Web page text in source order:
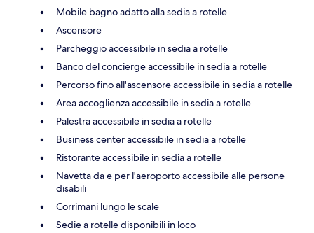
Mobile bagno adatto alla sedia a rotelle
Ascensore
Parcheggio accessibile in sedia a rotelle
Banco del concierge accessibile in sedia a rotelle
Percorso fino all'ascensore accessibile in sedia a rotelle
Area accoglienza accessibile in sedia a rotelle
Palestra accessibile in sedia a rotelle
Business center accessibile in sedia a rotelle
Ristorante accessibile in sedia a rotelle
Navetta da e per l'aeroporto accessibile alle persone
disabili
Corrimani lungo le scale
Sedie a rotelle disponibili in loco